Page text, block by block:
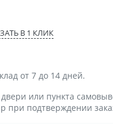
В 1 КЛИК
от 7 до 14 дней.
или пункта
при подтверждении